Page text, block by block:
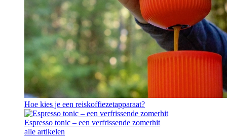
Hoe kies je een reiskoffiezetapparaat?
Espresso tonic – een verfrissende zomerhit
alle artikelen